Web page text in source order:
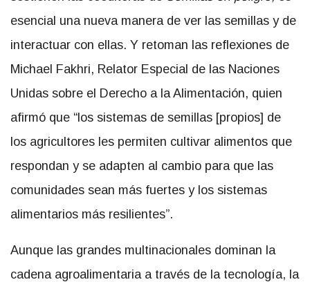
esencial una nueva manera de ver las semillas y de
interactuar con ellas. Y retoman las reflexiones de
Michael Fakhri, Relator Especial de las Naciones
Unidas sobre el Derecho a la Alimentación, quien
afirmó que “los sistemas de semillas [propios] de
los agricultores les permiten cultivar alimentos que
respondan y se adapten al cambio para que las
comunidades sean más fuertes y los sistemas
alimentarios más resilientes”.
Aunque las grandes multinacionales dominan la
cadena agroalimentaria a través de la tecnología, la